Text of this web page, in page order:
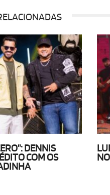
DENNIS
COM OS